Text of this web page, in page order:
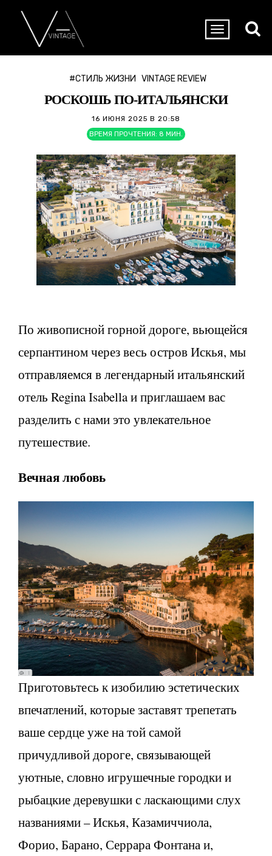
#СТИЛЬ ЖИЗНИ VINTAGE REVIEW
РОСКОШЬ ПО-ИТАЛЬЯНСКИ
16 ИЮНЯ 2025 В 20:58
ВРЕМЯ ПРОЧТЕНИЯ: 8 МИН.
По живописной горной дороге, вьющейся
серпантином через весь остров Искья, мы
отправляемся в легендарный итальянский
отель Regina Isabella и приглашаем вас
разделить с нами это увлекательное
путешествие.
Вечная любовь
Приготовьтесь к изобилию эстетических
впечатлений, которые заставят трепетать
ваше сердце уже на той самой
причудливой дороге, связывающей
уютные, словно игрушечные городки и
рыбацкие деревушки с ласкающими слух
названиями – Искья, Казамиччиола,
Форио, Барано, Серрара Фонтана и,